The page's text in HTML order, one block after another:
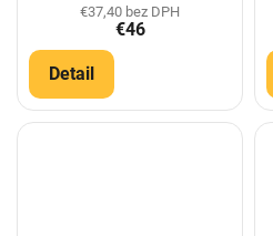
€37,40 bez DPH
€46
Detail